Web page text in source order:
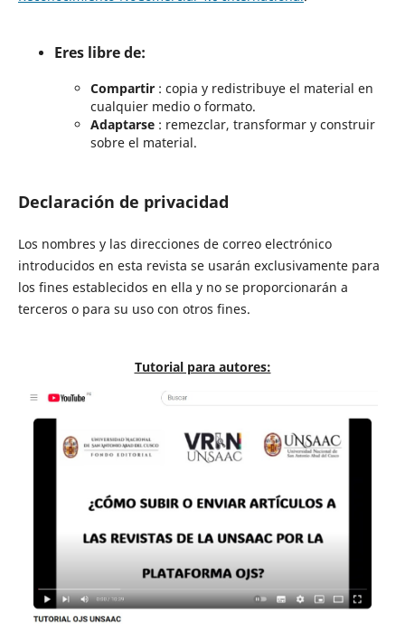
Eres libre de:
Compartir: copia y redistribuye el material en
cualquier medio o formato.
Adaptarse: remezclar, transformar y construir
sobre el material.
Declaración de privacidad
Los nombres y las direcciones de correo electrónico
introducidos en esta revista se usarán exclusivamente para
los fines establecidos en ella y no se proporcionarán a
terceros o para su uso con otros fines.
Tutorial para autores: